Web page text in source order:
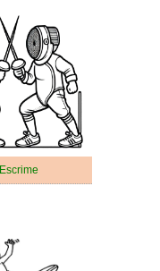
Escrime